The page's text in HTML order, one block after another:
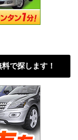
で探します！